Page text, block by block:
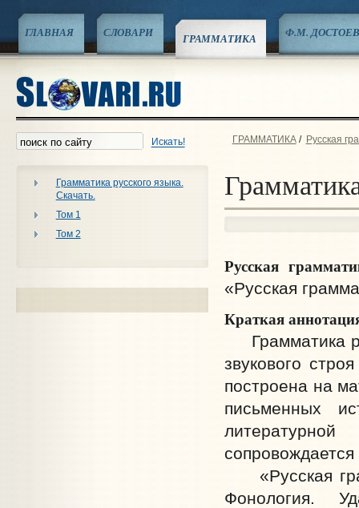
ГЛАВНАЯ СЛОВАРИ ГРАММАТИКА Ф.М.
Искать!
Грамматика русского языка.
Скачать.
Том 1
Том 2
ГРАММАТИКА/ Русская
Русская
«Русская
Краткая
Грамматика
звукового
построена на
письменных
«Русская
Фонология.